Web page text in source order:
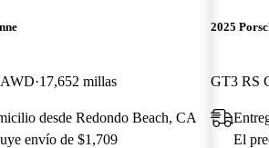
17,652 millas
desde Redondo Beach, CA
envío de $1,709
2025
GT3 RS
El